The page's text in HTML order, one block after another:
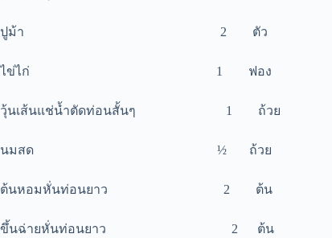
ปูม้า 2 ตัว
ไข่ไก่ 1 ฟอง
วุ้นเส้นแช่น้ำตัดท่อนสั้นๆ 1 ถ้วย
นมสด ½ ถ้วย
ต้นหอมหั่นท่อนยาว 2 ต้น
ขึ้นฉ่ายหั่นท่อนยาว 2 ต้น